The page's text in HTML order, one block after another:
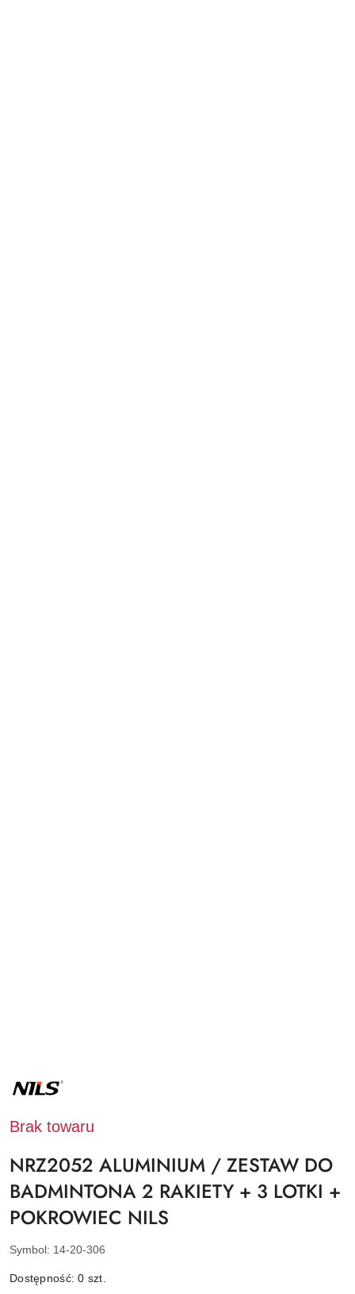
NAZWA
PRODUCENTA:
Brak towaru
NRZ2052 ALUMINIUM / ZESTAW DO
BADMINTONA 2 RAKIETY + 3 LOTKI +
POKROWIEC NILS
Symbol: 14-20-306
Dostępność:0 szt.